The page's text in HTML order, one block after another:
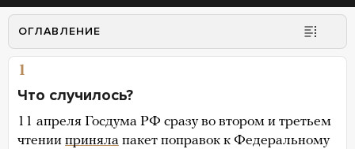
ОГЛАВЛЕНИЕ
1
Что случилось?
11 апреля Госдума РФ сразу во втором и третьем
чтении приняла пакет поправок к Федеральному